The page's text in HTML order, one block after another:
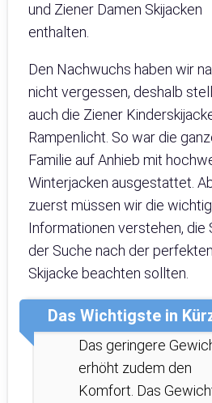
und Ziener Damen Skijacken
enthalten.
Den Nachwuchs haben wir
nicht vergessen, deshalb
auch die Ziener
Rampenlicht. So war die
Familie auf Anhieb mit
Winterjacken ausgestattet.
zuerst müssen wir die
Informationen verstehen, die
der Suche nach der
Skijacke beachten sollten.
Das Wichtigste in
Das geringere
erhöht zudem den
Komfort. Das